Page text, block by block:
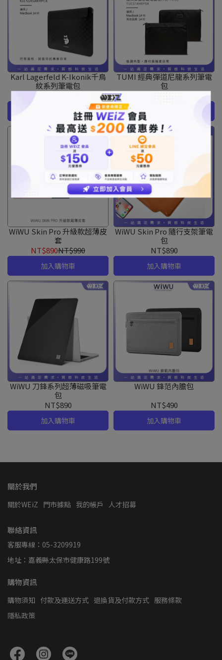
Karl Lagerfeld K-Ikonik千鳥
紋系列筆電包
NT$4,190
加入購物車
TUMI 經典彈道尼龍系列筆電
包
WiWU Skin Pro 升級款超薄皮
套
NT$890NT$990
加入購物車
WiWU Skin Pro 隨行支架筆電
包
NT$890
加入購物車
WiWU 刀鋒系列超薄磁吸筆電
包
NT$890
加入購物車
WiWU 鋒范內膽包
NT$490
加入購物車
關於我們
關於WEiZ 門市據點 我的帳戶 人才招募
聯絡資訊
客服專線：05-3209919
地址：嘉義縣太保市健康路199號
購物資訊
購物須知 付款及運送方式 退換貨及付款方式 服務條款
隱私政策